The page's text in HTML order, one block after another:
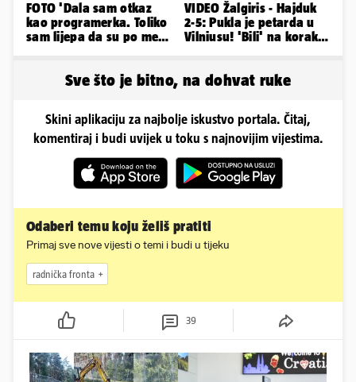
FOTO 'Dala sam otkaz
kao programerka. Toliko
sam lijepa da su po meni
VIDEO Žalgiris - Hajduk
2-5: Pukla je petarda u
Vilniusu! 'Bili' na korak
Sve što je bitno, na dohvat ruke
Skini aplikaciju za najbolje iskustvo portala. Čitaj,
komentiraj i budi uvijek u toku s najnovijim vijestima.
Odaberi temu koju želiš pratiti
Primaj sve nove vijesti o temi i budi u tijeku
radnička fronta
39